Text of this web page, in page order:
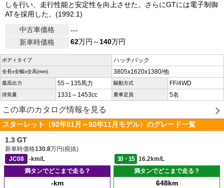
しを行い、走行性能と安定性を向上させた。さらにGTには電子制御
ATを採用した。(1992.1)
中古車価格
---
新車時価格
62万円～140万円
ボディタイプ ハッチバック
全長x全幅x全高(mm) 3805x1620x1380/他
最高出力 55～135馬力 駆動方式 FF/4WD
排気量 1331～1453cc 乗車定員 5名
この車のカタログ情報を見る
スターレット（92年01月～92年11月モデル）のグレード一覧
1.3 GT
新車時価格130.8万円(税抜)
JC08
-km/L 10・15
16.2km/L
満タンでどこまで走る？
-km
満タンでどこまで走る？
648km